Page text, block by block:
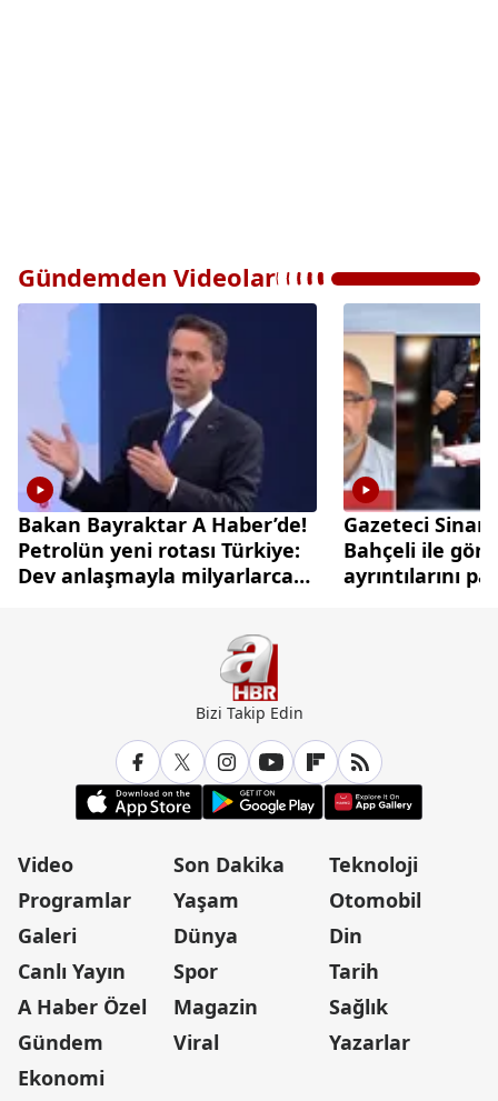
Gündemden Videolar
Bakan Bayraktar A Haber’de!
Petrolün yeni rotası Türkiye:
Dev anlaşmayla milyarlarca
Gazeteci
Bahçeli ile
ayrıntılarını
Bizi Takip Edin
Video
Programlar
Galeri
Canlı Yayın
A Haber Özel
Gündem
Ekonomi
Son Dakika
Yaşam
Dünya
Spor
Magazin
Viral
Teknoloji
Otomobil
Din
Tarih
Sağlık
Yazarlar